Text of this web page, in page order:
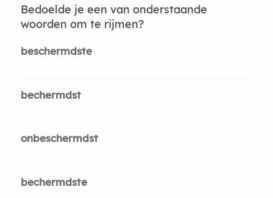
Bedoelde je een van onderstaande
woorden om te rijmen?
beschermdste
bechermdst
onbeschermdst
bechermdste